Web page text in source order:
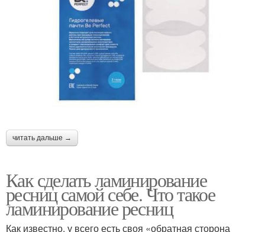
читать дальше →
Как сделать ламинирование
ресниц самой себе. Что такое
ламинирование ресниц
Как известно, у всего есть своя «обратная сторона